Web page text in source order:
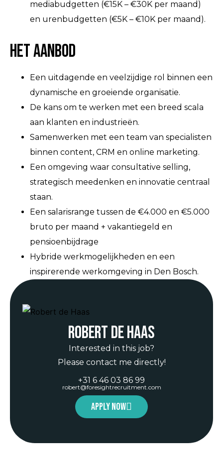
mediabudgetten (€15K – €30K per maand)
en urenbudgetten (€5K – €10K per maand).
Het aanbod
Een uitdagende en veelzijdige rol binnen een
dynamische en groeiende organisatie.
De kans om te werken met een breed scala
aan klanten en industrieën.
Samenwerken met een team van specialisten
binnen content, CRM en online marketing.
Een omgeving waar consultative selling,
strategisch meedenken en innovatie centraal
staan.
Een salarisrange tussen de €4.000 en €5.000
bruto per maand + vakantiegeld en
pensioenbijdrage
Hybride werkmogelijkheden en een
inspirerende werkomgeving in Den Bosch.
Robert de Haas
Interested in this job?
Please contact me directly!
+31 6 46 03 86 99
robert@foresightrecruitment.com
Apply now